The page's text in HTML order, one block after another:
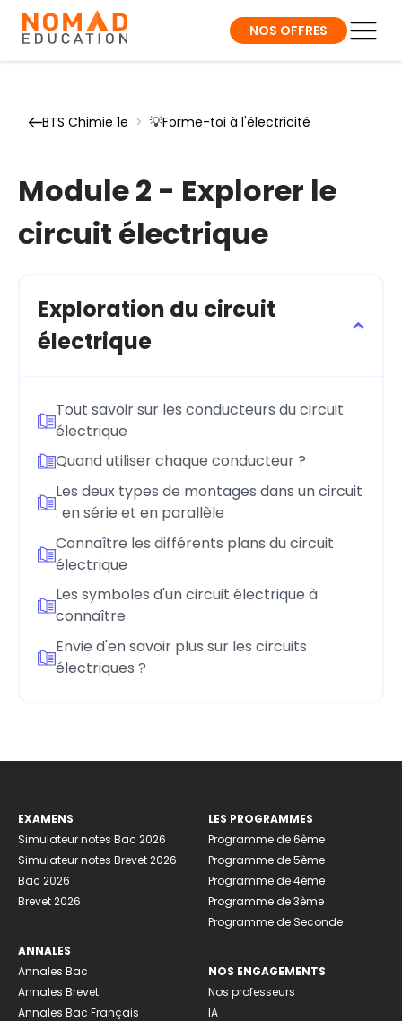
NOS OFFRES
BTS Chimie 1e > 💡Forme-toi à l'électricité
Module 2 - Explorer le
circuit électrique
Exploration du circuit
électrique
Tout savoir sur les conducteurs du circuit
électrique
Quand utiliser chaque conducteur ?
Les deux types de montages dans un circuit
: en série et en parallèle
Connaître les différents plans du circuit
électrique
Les symboles d'un circuit électrique à
connaître
Envie d'en savoir plus sur les circuits
électriques ?
EXAMENS
Simulateur notes Bac 2026
Simulateur notes Brevet 2026
Bac 2026
Brevet 2026
ANNALES
Annales Bac
Annales Brevet
Annales Bac Français
LES PROGRAMMES
Programme de 6ème
Programme de 5ème
Programme de 4ème
Programme de 3ème
Programme de Seconde
NOS ENGAGEMENTS
Nos professeurs
IA